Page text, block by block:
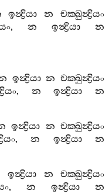
ඉන්‍ද්‍රියා න
චක‍්ඛුන්‍ද්‍රියං
, න ඉන්‍ද්‍රියා
න
ඉන්‍ද්‍රියා න චක‍්ඛුන්‍ද්‍රියං
, න ඉන්‍ද්‍රියා
න
ඉන්‍ද්‍රියා න චක‍්ඛුන්‍ද්‍රියං
,න ඉන්‍ද්‍රියා
න
ඉන්‍ද්‍රියා න
චක‍්ඛුන්‍ද්‍රියං
, න ඉන්‍ද්‍රියා
න